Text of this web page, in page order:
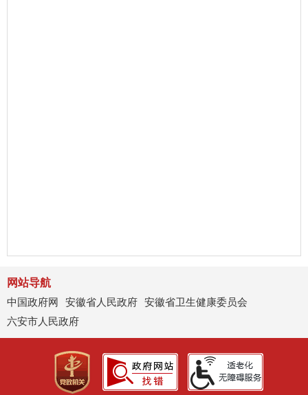
网站导航
中国政府网
安徽省人民政府 安徽省卫生健康委员会
六安市人民政府